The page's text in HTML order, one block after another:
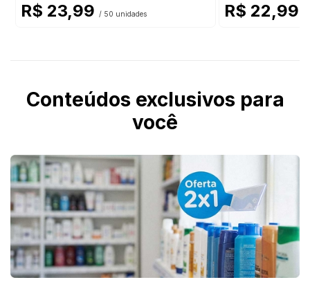
R$ 23,99 / 50 unidades R$ 22,99
Conteúdos exclusivos para
você